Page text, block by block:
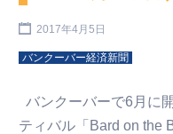
2017年4月5日
バンクーバー経済新聞
バンクーバーで6月に
ティバル「Bard on the